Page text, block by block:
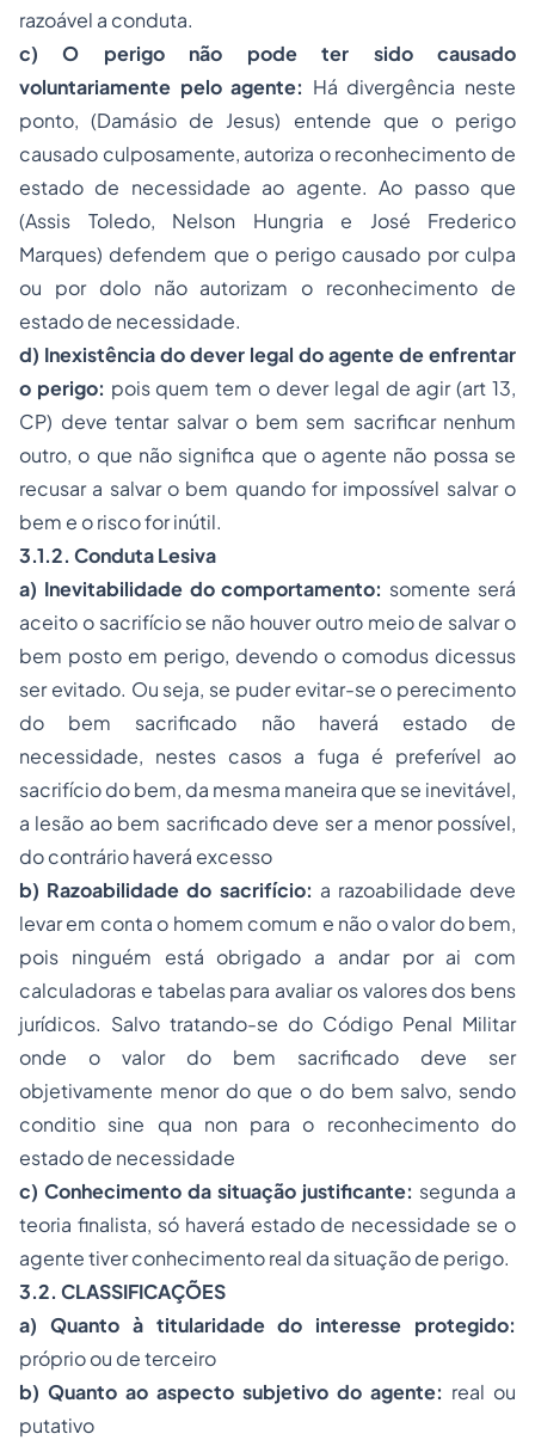
razoável a conduta.
c) O perigo não pode ter sido causado
voluntariamente pelo agente: Há divergência neste
ponto, (Damásio de Jesus) entende que o perigo
causado culposamente, autoriza o reconhecimento de
estado de necessidade ao agente. Ao passo que
(Assis Toledo, Nelson Hungria e José Frederico
Marques) defendem que o perigo causado por culpa
ou por dolo não autorizam o reconhecimento de
estado de necessidade.
d) Inexistência do dever legal do agente de enfrentar
o perigo: pois quem tem o dever legal de agir (art13,
CP) deve tentar salvar o bem sem sacrificar nenhum
outro, o que não significa que o agente não possa se
recusar a salvar o bem quando for impossível salvar o
bem e o risco for inútil.
3.1.2. Conduta Lesiva
a) Inevitabilidade do comportamento: somente será
aceito o sacrifício se não houver outro meio de salvar o
bem posto em perigo, devendo o comodus dicessus
ser evitado. Ou seja, se puder evitar-se o perecimento
do bem sacrificado não haverá estado de
necessidade, nestes casos a fuga é preferível ao
sacrifício do bem, da mesma maneira que se inevitável,
a lesão ao bem sacrificado deve ser a menor possível,
do contrário haverá excesso
b) Razoabilidade do sacrifício: a razoabilidade deve
levar em conta o homem comum e não o valor do bem,
pois ninguém está obrigado a andar por ai com
calculadoras e tabelas para avaliar os valores dos bens
jurídicos. Salvo tratando-se do Código Penal Militar
onde o valor do bem sacrificado deve ser
objetivamente menor do que o do bem salvo, sendo
conditio sine qua non para o reconhecimento do
estado de necessidade
c) Conhecimento da situação justificante: segunda a
teoria finalista, só haverá estado de necessidade se o
agente tiver conhecimento real da situação de perigo.
3.2. CLASSIFICAÇÕES
a) Quanto à titularidade do interesse protegido:
próprio ou de terceiro
b) Quanto ao aspecto subjetivo do agente: real ou
putativo